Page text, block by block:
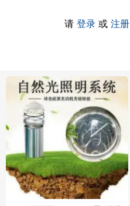
请 登录 或 注册